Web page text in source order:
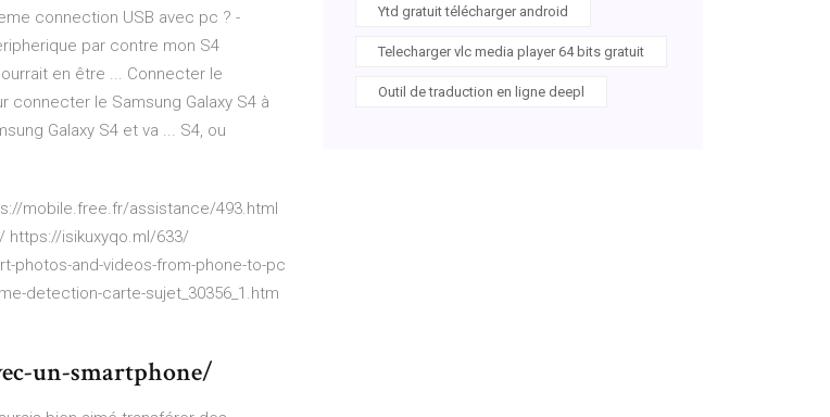
connection USB avec pc ? -
par contre mon S4
en être ... Connecter le
connecter le Samsung Galaxy S4 à
Galaxy S4 et va ... S4, ou
mobile.free.fr/assistance/493.html
https://isikuxyqo.ml/633/
photos-and-videos-from-phone-to-pc
detection-carte-sujet_30356_1.htm
un-smartphone/
Ytd gratuit télécharger android
Telecharger vlc media player 64 bits gratuit
Outil de traduction en ligne deepl